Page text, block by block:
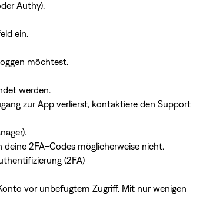
Authy).
ein.
möchtest.
werden.
zur App verlierst, kontaktiere den Support
2FA-Codes möglicherweise nicht.
(2FA)
vor unbefugtem Zugriff. Mit nur wenigen